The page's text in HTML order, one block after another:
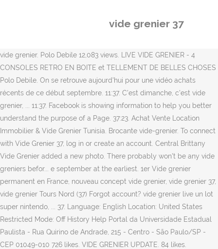
vide grenier 37
vide grenier. Polo Debile 12,083 views. LIVE VIDE GRENIER - 4
CONSOLES RETRO EN BOITE et TELLEMENT DE BELLES CHOSES
Polo Debile. On se retrouve aujourd'hui pour une vidéo achats
récents de ce début septembre. 11:37. C'est dimanche, c'est vide
grenier, ... 11:37. Facebook is showing information to help you better
understand the purpose of a Page. 37:23. Achat Vente Location
Immobilier & Vide Grenier Tunisia. Brocante vide-grenier. To connect
with Vide Grenier 37, log in or create an account. Central Brittany
Vide Grenier added a new photo. There probably won't be any vide
greniers befor... e september at the earliest. 1er Vide grenier
permanent en France, nouveau concept vide grenier, vide grenier 37,
vide grenier Tours Nord (37) Forgot account? vide grenier live un lot
super nintendo, ... 37. Language: English Location: United States
Restricted Mode: Off History Help Portal da Universidade Estadual
Paulista - Rua Quirino de Andrade, 215 - Centro - São Paulo/SP -
CEP 01049-010 726 likes. VIDE GRENIER UPDATE. 84 likes.